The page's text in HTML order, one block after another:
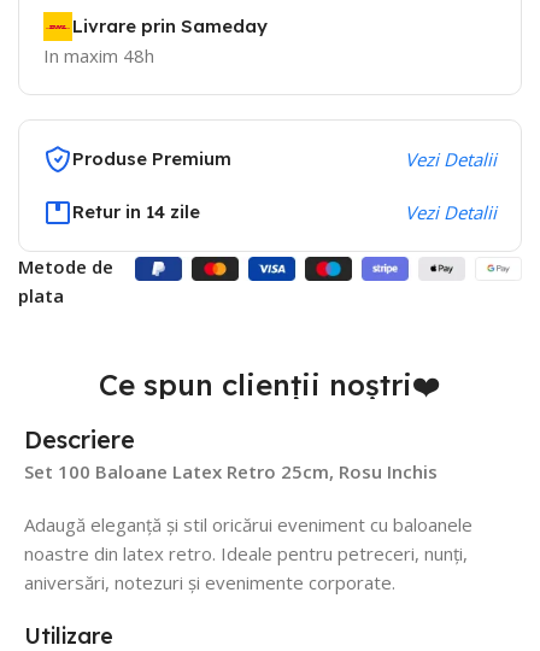
Livrare prin Sameday
In maxim 48h
Produse Premium Vezi Detalii
Retur in 14 zile Vezi Detalii
Metode de
plata
Ce spun clienții noștri❤️
Descriere
Set 100 Baloane Latex Retro 25cm, Rosu Inchis
Adaugă eleganță și stil oricărui eveniment cu baloanele
noastre din latex retro. Ideale pentru petreceri, nunți,
aniversări, notezuri și evenimente corporate.
Utilizare